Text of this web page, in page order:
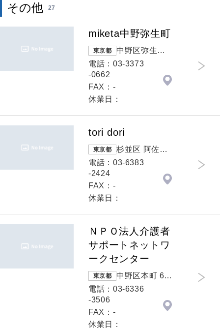
その他 27
miketa中野弥生町
東京都
中野区弥生町
２－４－９
電話：03-3373
-0662
FAX：-
休業日：
tori dori
東京都
杉並区 阿佐谷
南3-1-21徳和
電話：03-6383
-2424
FAX：-
休業日：
ＮＰＯ法人介護者
サポートネットワ
ークセンター
東京都
中野区本町 6-2
7-13 岡本マ
電話：03-6336
-3506
FAX：-
休業日：